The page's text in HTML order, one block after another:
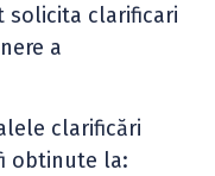
solicita clarificari
a
clarificări
obtinute la: